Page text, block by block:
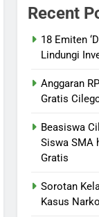
Recent
18 Emiten
Lindungi
Anggaran
Gratis
Beasiswa
Siswa SMA
Gratis
Sorotan
Kasus